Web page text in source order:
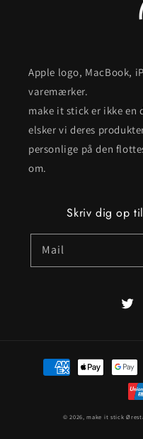
Apple logo, MacBook,
varemærker.
make it stick er ikke en
elsker vi deres
personlige på den
om.
Skriv dig op
Mail
Betalingsmetoder
© 2026,make it stick